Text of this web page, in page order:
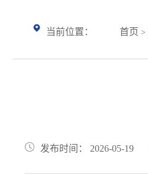
当前位置： 首页 >
发布时间： 2026-05-19